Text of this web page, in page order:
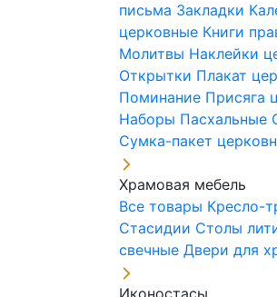
письма Закладки
церковные Книги
Молитвы Наклейки
Открытки Плакат
Поминание Присяга
Наборы Пасхальные
Сумка-пакет
Храмовая мебель
Все товары Кресло-
Стасидии Столы
свечные Двери для
Иконостасы